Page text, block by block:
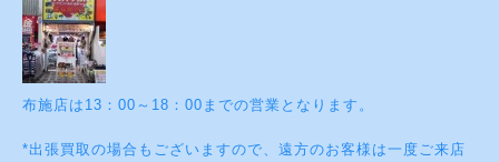
布施店は13：00～18：00までの営業となります。
*出張買取の場合もございますので、遠方のお客様は一度ご来店